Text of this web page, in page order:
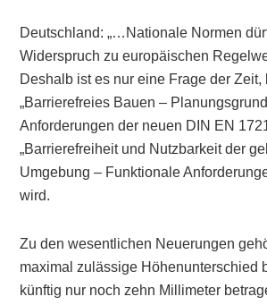
Deutschland: „…Nationale Normen
Widerspruch zu europäischen
Deshalb ist es nur eine Frage der
„Barrierefreies Bauen –
Anforderungen der neuen DIN EN
„Barrierefreiheit und Nutzbarkeit der
Umgebung – Funktionale
wird.
Zu den wesentlichen Neuerungen
maximal zulässige Höhenunterschied
künftig nur noch zehn Millimeter